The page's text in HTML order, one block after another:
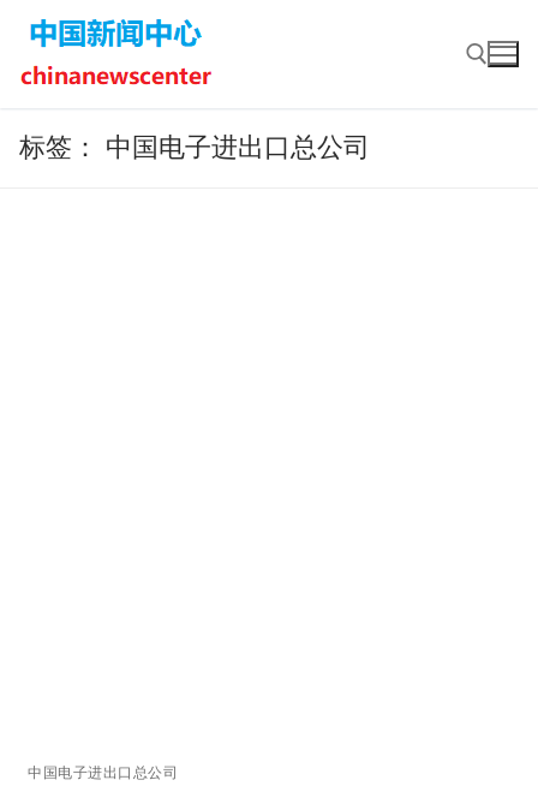
content
Search for:
标签： 中国电子进出口总公司
中国电子进出口总公司